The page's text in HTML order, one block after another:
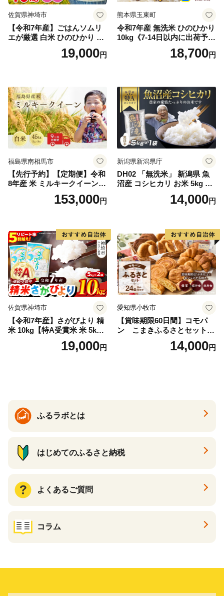
佐賀県神埼市
【令和7年産】ごはんソムリ
エが厳選 白米 ひのひかり 10
米 10kg 5kg×2 ひのひかり ブ
19,000円
熊本県玉東町
令和7年産 無洗米 ひのひかり
10kg《7-14日以内に出荷予定
(土日祝除く)》コメ 米 無洗米
令和7年産 高レビュー｜人気
18,700円
福島県南相馬市
【先行予約】【定期便】令和
8年産 米 ミルキークイーン
白米 45kg (5kg×9回) | ミルキ
ークイーン 米5kg 福島 福島
福島県 南相馬市 cu006-ae
153,000円
新潟県新潟県庁
DH02 「無洗米」 新潟県 魚
沼産 コシヒカリ お米 5kg こ
しひかり 精米 米（お米の美
味しい炊き方ガイド付き）
14,000円
佐賀県神埼市
【令和7年産】さがびより 精
米 10kg【特A受賞米 米 5kg×
2袋 お米 コメ こめ 国産 美味
しい ブランド米 人気 ランキ
19,000円
愛知県小牧市
【賞味期限60日間】コモパ
ン こまきふるさとセット
（24個入り）／災害用備蓄
保存食 非常食 防災グッズに
14,000円
ふるラボとは
はじめてのふるさと納税
よくあるご質問
コラム